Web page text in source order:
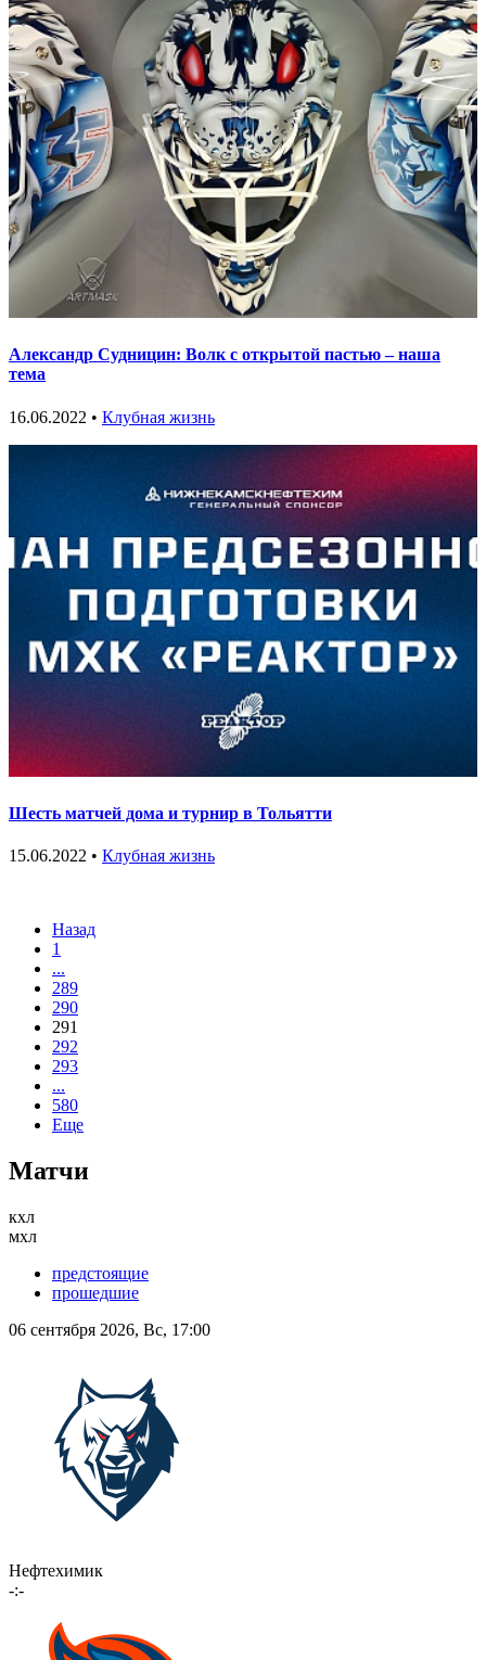
Александр Судницин: Волк с открытой пастью – наша
тема
16.06.2022 • Клубная жизнь
Шесть матчей дома и турнир в Тольятти
15.06.2022 • Клубная жизнь
Назад
1
...
289
290
291
292
293
...
580
Еще
Матчи
кхл
мхл
предстоящие
прошедшие
06 сентября 2026, Вс, 17:00
Нефтехимик
-:-